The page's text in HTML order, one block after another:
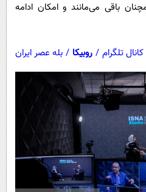
باقی می‌مانند و امکان ادامه
تلگرام / روبیکا / بله عصر ایران